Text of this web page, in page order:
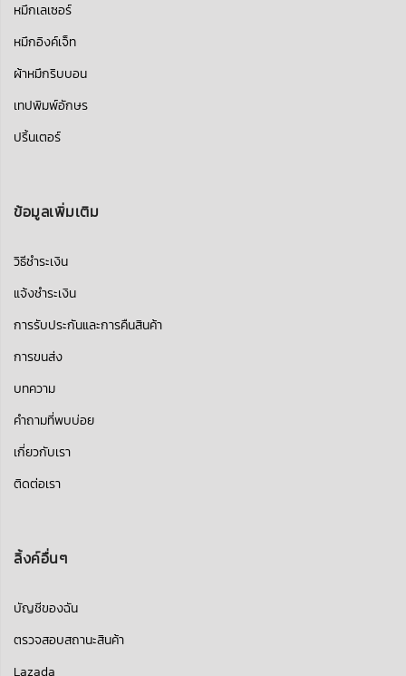
หมึกเลเซอร์
หมึกอิงค์เจ็ท
ผ้าหมึกริบบอน
เทปพิมพ์อักษร
ปริ้นเตอร์
ข้อมูลเพิ่มเติม
วิธีชำระเงิน
แจ้งชำระเงิน
การรับประกันและการคืนสินค้า
การขนส่ง
บทความ
คำถามที่พบบ่อย
เกี่ยวกับเรา
ติดต่อเรา
ลิ้งค์อื่นๆ
บัญชีของฉัน
ตรวจสอบสถานะสินค้า
Lazada